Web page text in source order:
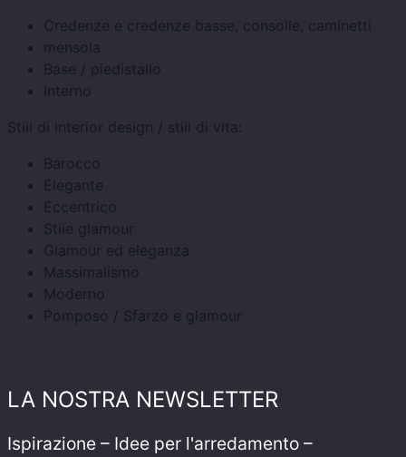
Credenze e credenze basse, consolle, caminetti
mensola
Base / piedistallo
Interno
Stili di interior design / stili di vita:
Barocco
Elegante
Eccentrico
Stile glamour
Glamour ed eleganza
Massimalismo
Moderno
Pomposo / Sfarzo e glamour
LA NOSTRA NEWSLETTER
Ispirazione – Idee per l'arredamento –